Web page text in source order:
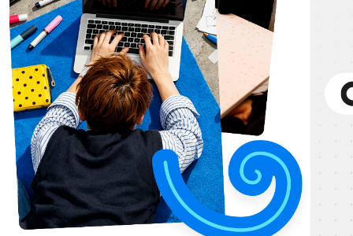
80% ОБУЧЕНИЯ — ПРАКТИКА
Ты постоянно делаешь сайты и приложения —
поэтому к выпуску будет сильное портфолио
КОМПАНИЙ
Ты учишься
реально
1 КУРС
Профориентация в течение всего первого семестра,
тест-драйв 6 направлений и первые проекты для